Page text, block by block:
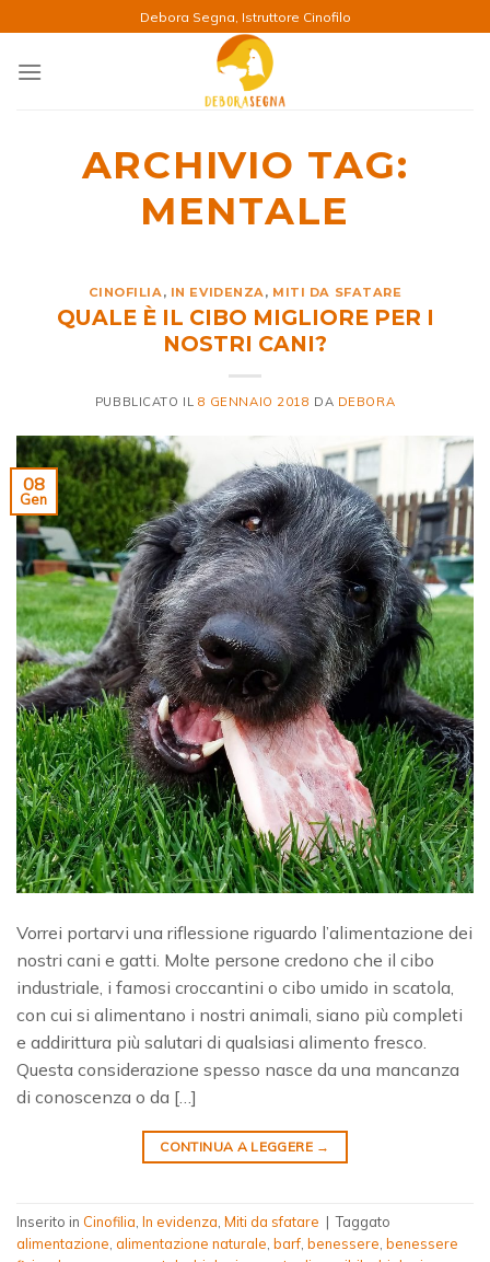
ai
contenuti
Debora Segna, Istruttore Cinofilo
ARCHIVIO TAG:
MENTALE
CINOFILIA , IN EVIDENZA , MITI DA SFATARE
QUALE È IL CIBO MIGLIORE PER I
NOSTRI CANI?
PUBBLICATO IL 8 GENNAIO 2018 DA DEBORA
08
Gen
Vorrei portarvi una riflessione riguardo l’alimentazione dei
nostri cani e gatti. Molte persone credono che il cibo
industriale, i famosi croccantini o cibo umido in scatola,
con cui si alimentano i nostri animali, siano più completi
e addirittura più salutari di qualsiasi alimento fresco.
Questa considerazione spesso nasce da una mancanza
di conoscenza o da […]
CONTINUA A LEGGERE →
Inserito in Cinofilia, In evidenza, Miti da sfatare | Taggato
alimentazione, alimentazione naturale, barf, benessere, benessere